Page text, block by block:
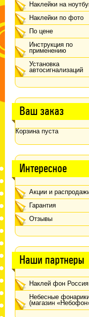
Наклейки на
Наклейки по фото
По цене
Инструкция по
применению
Установка
автосигнализаций
Ваш заказ
Корзина пуста
Интересное
Акции и
Гарантия
Отзывы
Наши партнеры
Наклей фон Россия
Небесные
(магазин